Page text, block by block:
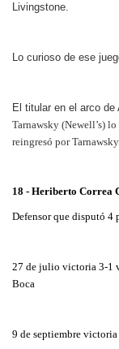
Livingstone.
Lo curioso de ese
El titular en el arco de
Tarnawsky (Newell’s)
reingresó por
18 - Heriberto Correa
Defensor que disputó 4
27 de julio victoria 3-1
Boca
9 de septiembre